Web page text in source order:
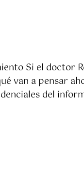
Si el
van a pensar
del